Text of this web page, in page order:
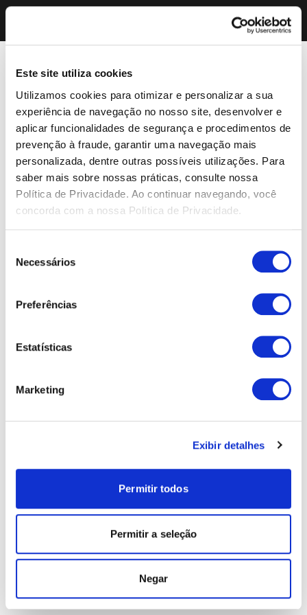
Este site utiliza cookies
Utilizamos cookies para otimizar e personalizar a sua
experiência de navegação no nosso site, desenvolver e
aplicar funcionalidades de segurança e procedimentos de
prevenção à fraude, garantir uma navegação mais
personalizada, dentre outras possíveis utilizações. Para
saber mais sobre nossas práticas, consulte nossa
Política de Privacidade. Ao continuar navegando, você
concorda com a nossa Política de Privacidade.
Necessários
Preferências
Estatísticas
Marketing
Exibir detalhes
Permitir todos
Permitir a seleção
Negar